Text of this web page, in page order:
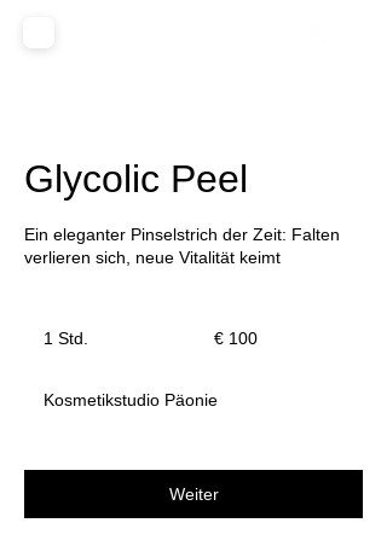
Glycolic Peel
Ein eleganter Pinselstrich der Zeit: Falten
verlieren sich, neue Vitalität keimt
1 Std.
d
€ 100
Kosmetikstudio Päonie
Weiter